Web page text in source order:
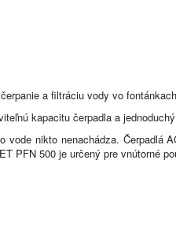
a filtráciu vody vo
kapacitu čerpadla a
nikto nenachádza. Čerpadlá
PFN 500 je určený pre vnútorné